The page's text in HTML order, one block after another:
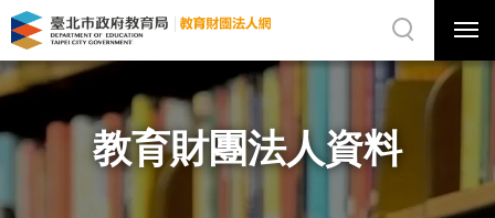
教
育
團
資
料
府
網
站
選
選
單
關
網
站
尋
教育財團法人資料